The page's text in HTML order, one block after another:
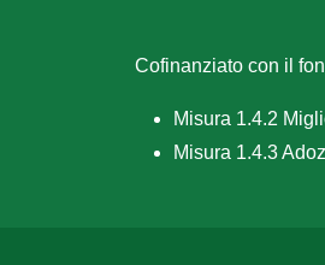
Cofinanziato con il
Misura 1.4.2
Misura 1.4.3